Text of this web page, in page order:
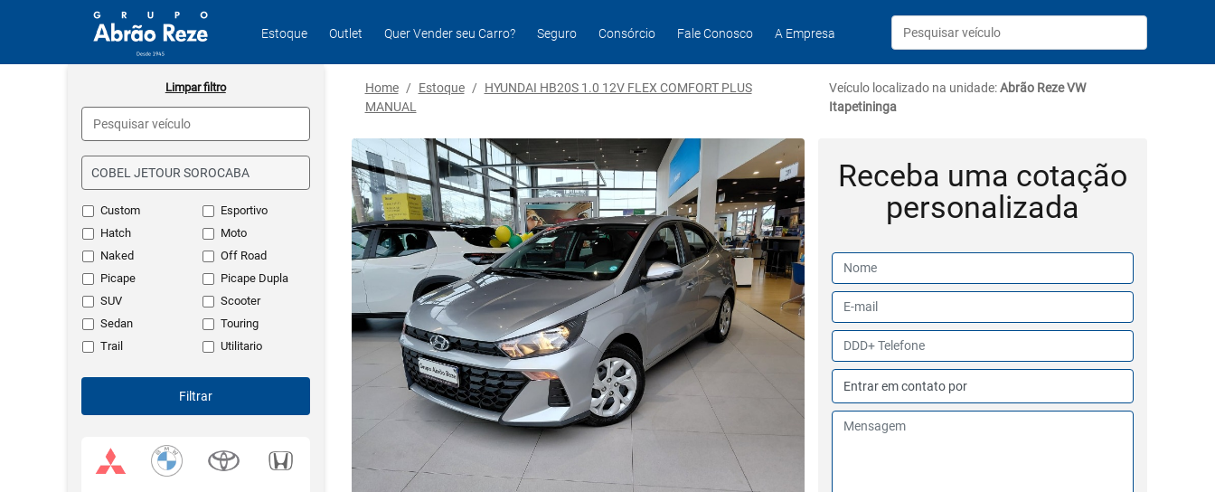
Estoque Outlet Quer Vender seu Carro? Seguro Consórcio Fale Conosco A Empresa
Limpar filtro
Custom
Esportivo
Hatch
Moto
Naked
Off Road
Picape
Picape Dupla
SUV
Scooter
Sedan
Touring
Trail
Utilitario
Filtrar
Home / Estoque / HYUNDAI HB20S 1.0 12V FLEX COMFORT PLUS
MANUAL
Veículo localizado na unidade:Abrão Reze VW
Itapetininga
Receba uma cotação
personalizada